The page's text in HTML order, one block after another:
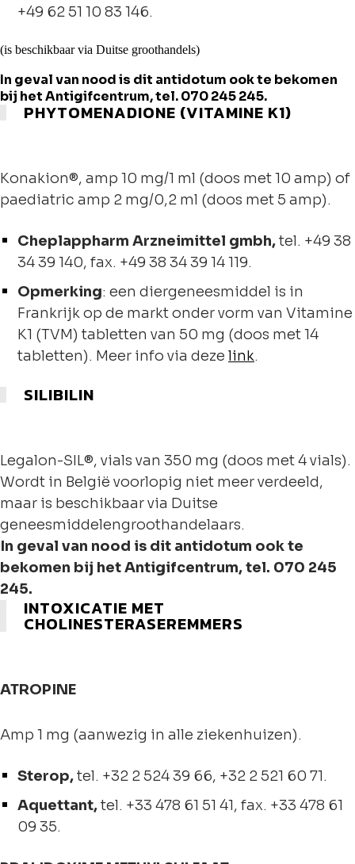
+49 62 51 10 83 146.
(is beschikbaar via Duitse groothandels)
In geval van nood is dit antidotum ook te bekomen
bij het Antigifcentrum, tel. 070 245 245.
PHYTOMENADIONE (VITAMINE K1)
Konakion®, amp 10 mg/1 ml (doos met 10 amp) of
paediatric amp 2 mg/0,2 ml (doos met 5 amp).
Cheplappharm Arzneimittel gmbh,tel. +49 38
34 39 140, fax. +49 38 34 39 14 119.
Opmerking: een diergeneesmiddel is in
Frankrijk op de markt onder vorm van Vitamine
K1 (TVM) tabletten van 50 mg (doos met 14
tabletten). Meer info via deze link.
SILIBILIN
Legalon-SIL®, vials van 350 mg (doos met 4 vials).
Wordt in België voorlopig niet meer verdeeld,
maar is beschikbaar via Duitse
geneesmiddelengroothandelaars.
In geval van nood is dit antidotum ook te
bekomen bij het Antigifcentrum, tel. 070 245
245.
INTOXICATIE MET
CHOLINESTERASEREMMERS
ATROPINE
Amp 1 mg (aanwezig in alle ziekenhuizen).
Sterop,tel. +32 2 524 39 66, +32 2 521 60 71.
Aquettant,tel. +33 478 61 51 41, fax. +33 478 61
09 35.